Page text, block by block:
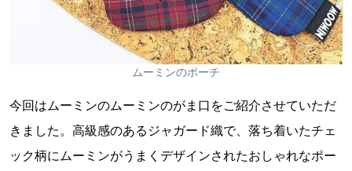
ムーミンのポーチ
今回はムーミンのムーミンのがま口をご紹介させていただ
きました。高級感のあるジャガード織で、落ち着いたチェ
ック柄にムーミンがうまくデザインされたおしゃれなポー